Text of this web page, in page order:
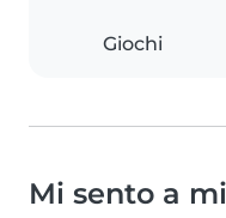
Giochi
Mi sento a